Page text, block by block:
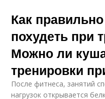
Как
похудеть при
Можно ли
тренировки
После фитнеса, занятий
нагрузок открывается